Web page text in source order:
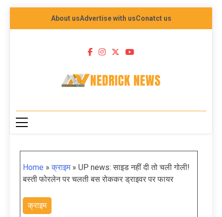
About usAdvertise with usConatct us
NEDRICK NEWS
Home »क्राइम» UP news: साइड नहीं दी तो चली गोली!
बस्ती फोरलेन पर चलती बस रोककर ड्राइवर पर फायर
क्राइम